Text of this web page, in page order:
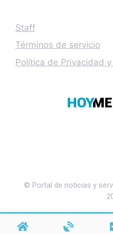
Staff
Términos de servicio
Política de Privacidad
© Portal de noticias y